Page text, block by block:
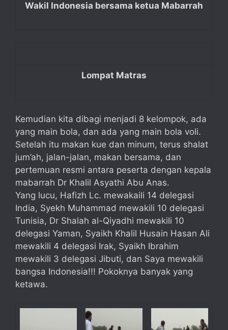
Wakil Indonesia bersama ketua Mabarrah
Lompat Matras
Kemudian kita dibagi menjadi 8 kelompok, ada
yang main bola, dan ada yang main bola voli.
Setelah itu makan kue dan minum, terus shalat
jum’ah, jalan-jalan, makan bersama, dan
pertemuan resmi antara peserta dengan kepala
mabarrah Dr Khalil Asyathi Abu Anas.
Yang lucu, Hafizh Lc. mewakaili 14 delegasi
India, Syekh Muhammad mewakili 10 delegasi
Tunisia, Dr Shalah al-Qiyadhi mewakili 10
delegasi Yaman, Syaikh Khalil Husain Hasan Ali
mewakili 4 delegasi Irak, Syaikh Ibrahim
mewakili 3 delegasi Jibuti, dan Saya mewakili
bangsa Indonesia!!! Pokoknya banyak yang
ketawa.